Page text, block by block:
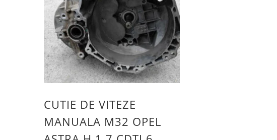
CUTIE DE VITEZE
MANUALA M32 OPEL